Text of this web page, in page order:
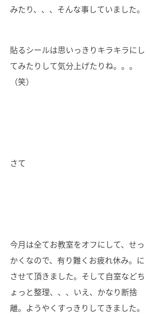
みたり、、、そんな事していました。
貼るシールは思いっきりキラキラにし
てみたりして気分上げたりね。。。
（笑）
さて
今月は全てお教室をオフにして、せっ
かくなので、有り難くお疲れ休み。に
させて頂きました。そして自室などち
ょっと整理、、、いえ、かなり断捨
離。ようやくすっきりしてきました。